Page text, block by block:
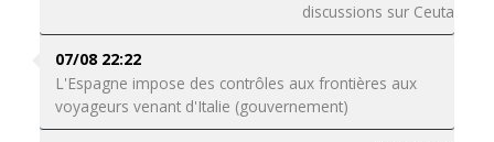
discussions sur Ceuta
07/08 22:22
L'Espagne impose des contrôles aux frontières aux
voyageurs venant d'Italie (gouvernement)